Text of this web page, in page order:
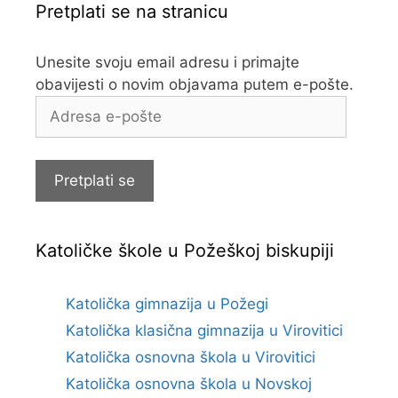
Pretplati se na stranicu
Unesite svoju email adresu i primajte
obavijesti o novim objavama putem e-pošte.
e-
Pretplati se
Katoličke škole u Požeškoj biskupiji
Katolička gimnazija u Požegi
Katolička klasična gimnazija u Virovitici
Katolička osnovna škola u Virovitici
Katolička osnovna škola u Novskoj